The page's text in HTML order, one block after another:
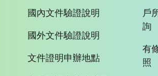
國內文件驗證說明
國外文件驗證說明
文件證明申辦地點
戶
詢
有
照